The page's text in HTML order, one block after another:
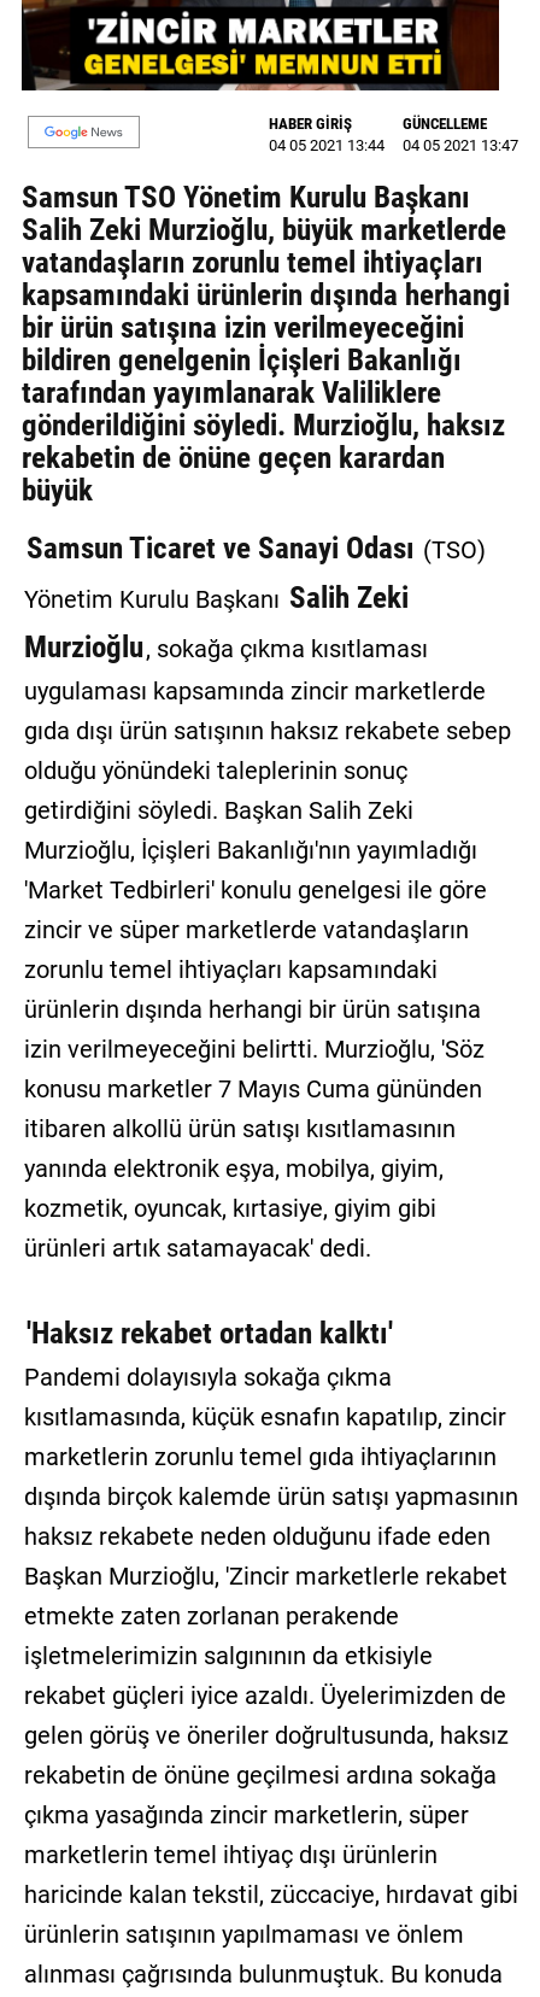
MAGAZİN
GALERİ
VİDEO
YAZARLAR
BİZE
ULAŞIN
Künye
İletişim
Gizlilik
Politikası
HABER GİRİŞ
04 05 2021 13:44
GÜNCELLEME
04 05 2021 13:47
Samsun TSO Yönetim Kurulu Başkanı
Salih Zeki Murzioğlu, büyük marketlerde
vatandaşların zorunlu temel ihtiyaçları
kapsamındaki ürünlerin dışında herhangi
bir ürün satışına izin verilmeyeceğini
bildiren genelgenin İçişleri Bakanlığı
tarafından yayımlanarak Valiliklere
gönderildiğini söyledi. Murzioğlu, haksız
rekabetin de önüne geçen karardan
büyük
Samsun Ticaret ve Sanayi Odası (TSO)
Yönetim Kurulu Başkanı Salih Zeki
Murzioğlu, sokağa çıkma kısıtlaması
uygulaması kapsamında zincir marketlerde
gıda dışı ürün satışının haksız rekabete sebep
olduğu yönündeki taleplerinin sonuç
getirdiğini söyledi. Başkan Salih Zeki
Murzioğlu, İçişleri Bakanlığı'nın yayımladığı
'Market Tedbirleri' konulu genelgesi ile göre
zincir ve süper marketlerde vatandaşların
zorunlu temel ihtiyaçları kapsamındaki
ürünlerin dışında herhangi bir ürün satışına
izin verilmeyeceğini belirtti. Murzioğlu, 'Söz
konusu marketler 7 Mayıs Cuma gününden
itibaren alkollü ürün satışı kısıtlamasının
yanında elektronik eşya, mobilya, giyim,
kozmetik, oyuncak, kırtasiye, giyim gibi
ürünleri artık satamayacak' dedi.
'Haksız rekabet ortadan kalktı'
Pandemi dolayısıyla sokağa çıkma
kısıtlamasında, küçük esnafın kapatılıp, zincir
marketlerin zorunlu temel gıda ihtiyaçlarının
dışında birçok kalemde ürün satışı yapmasının
haksız rekabete neden olduğunu ifade eden
Başkan Murzioğlu, 'Zincir marketlerle rekabet
etmekte zaten zorlanan perakende
işletmelerimizin salgınının da etkisiyle
rekabet güçleri iyice azaldı. Üyelerimizden de
gelen görüş ve öneriler doğrultusunda, haksız
rekabetin de önüne geçilmesi ardına sokağa
çıkma yasağında zincir marketlerin, süper
marketlerin temel ihtiyaç dışı ürünlerin
haricinde kalan tekstil, züccaciye, hırdavat gibi
ürünlerin satışının yapılmaması ve önlem
alınması çağrısında bulunmuştuk. Bu konuda